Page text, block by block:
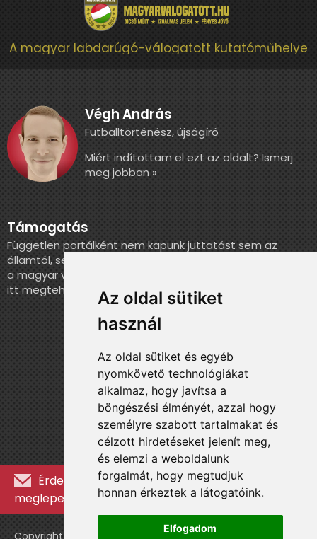
Az oldal sütiket
használ
Az oldal sütiket és egyéb
nyomkövető technológiákat
alkalmaz, hogy javítsa a
böngészési élményét, azzal hogy
személyre szabott tartalmakat és
célzott hirdetéseket jelenít meg,
és elemzi a weboldalunk
forgalmát, hogy megtudjuk
honnan érkeztek a látogatóink.
Elfogadom
A magyar labdarúgó-válogatott kutatóműhelye
Végh András
Futballtörténész, újságíró
Miért indítottam el ezt az oldalt? Ismerj
meg jobban »
Támogatás
Független portálként nem kapunk juttatást sem az
államtól, sem más szervezettől. Ha szeretnél segíteni
a magyar válogatott történelmének feldolgozásában,
itt megteheted.
Érdekességekért, kulisszatitkokért és
meglepetésekért iratkozz fel a hírlevélre »
Copyright © WebshopLady 2007-2026 Minden jog